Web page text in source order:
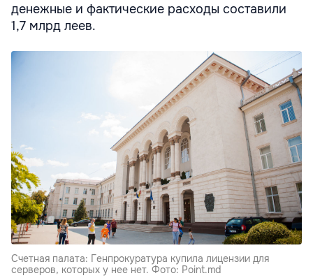
денежные и фактические расходы составили
1,7 млрд леев.
Счетная палата: Генпрокуратура купила лицензии для
серверов, которых у нее нет. Фото: Point.md